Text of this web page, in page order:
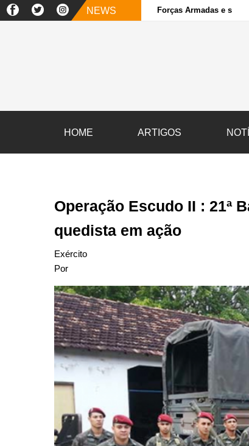
NEWS Forças Armadas e
HOME ARTIGOS
Operação Escudo II : 21ª
quedista em ação
Exército
Por